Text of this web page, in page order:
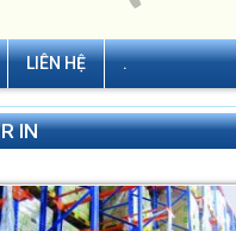
LIÊN HỆ .
IN